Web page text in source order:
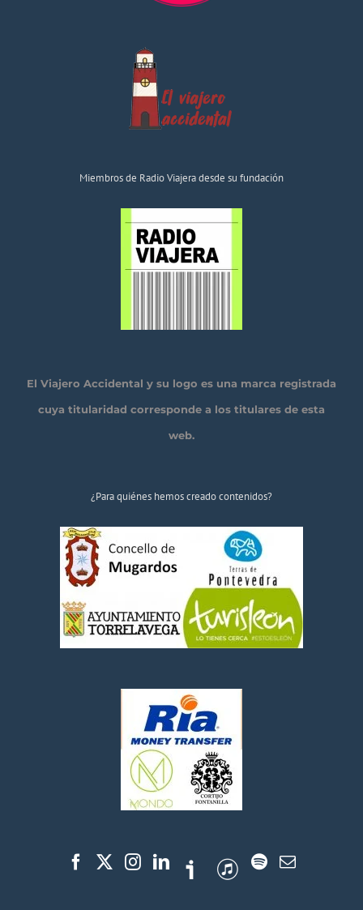
Miembros de Radio Viajera desde su fundación
El Viajero Accidental y su logo es una marca registrada
cuya titularidad corresponde a los titulares de esta
web.
¿Para quiénes hemos creado contenidos?